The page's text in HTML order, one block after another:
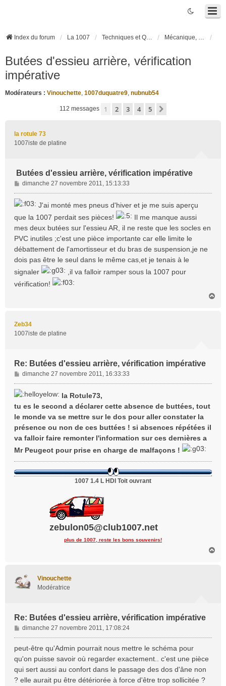
Index du forum La 1007 Techniques et Questions Mécanique, liaison au sol et pneumatiques
Butées d'essieu arrière, vérification
impérative
Modérateurs : Vinouchette, 1007duquatre9, nubnub54
112 messages 1 2 3 4 5
la rotule 73
1007iste de platine
Butées d'essieu arrière, vérification impérative
M
e
s
a
g
e
dimanche 27 novembre 2011, 15:13:33
J'ai monté mes pneus d'hiver et je me suis aperçu
que la 1007 perdait ses pièces!
Il me manque aussi
mes deux butées sur l'essieu AR, il ne reste que les socles en
PVC inutiles ;c'est une pièce importante car elle limite le
débattement de l'amortisseur et du bras de suspension,je ne
dois pas être le seul dans le même cas,et je tenais à le
signaler
,il va falloir ramper sous la 1007 pour
vérification!
Zeb34
1007iste de platine
Re: Butées d'essieu arrière, vérification impérative
M
e
s
a
g
e
dimanche 27 novembre 2011, 16:33:33
la Rotule73,
tu es le second a déclarer cette absence de buttées, tout
le monde va se mettre sur le dos pour aller constater la
présence ou non de ces buttées ! si absences répétées il
va falloir faire remonter l'information sur ces dernières a
Mr Peugeot pour prise en charge de malfaçons !
1007 1.4 L HDI Toit ouvrant
zebulon05@club1007.net
plus de 1007, reste les bons souvenirs!
Vinouchette
Modératrice
Re: Butées d'essieu arrière, vérification impérative
M
e
s
s
g
e
dimanche 27 novembre 2011, 17:08:24
peut-être qu'Admin pourrait nous mettre le schéma pour
qu'on puisse savoir où regarder exactement.. c'est une pièce
qui sert aussi au confort dans le passage des dos d'âne non
? elle aurait pu être détériorée à force d'être trop sollicitée ?